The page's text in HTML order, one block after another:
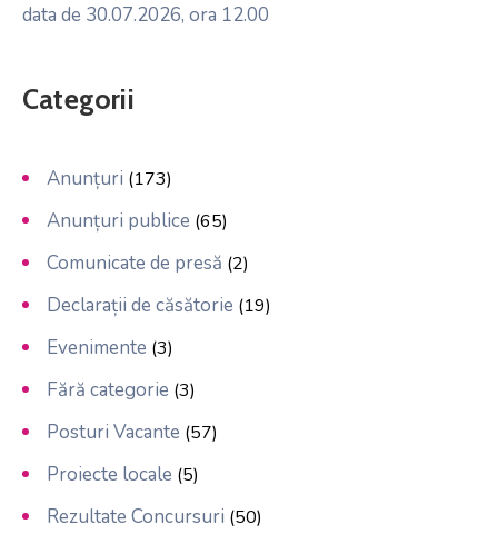
data de 30.07.2026, ora 12.00
Categorii
Anunțuri (173)
Anunțuri publice (65)
Comunicate de presă (2)
Declarații de căsătorie (19)
Evenimente (3)
Fără categorie (3)
Posturi Vacante (57)
Proiecte locale (5)
Rezultate Concursuri (50)